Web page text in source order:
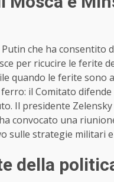
Putin che ha
per ricucire le ferite
quando le ferite sono
il Comitato
Il presidente
ha convocato una
sulle strategie militari
della